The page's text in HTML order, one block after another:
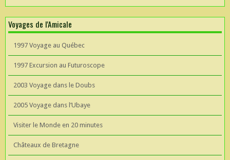
Voyages de l'Amicale
1997 Voyage au Québec
1997 Excursion au Futuroscope
2003 Voyage dans le Doubs
2005 Voyage dans l’Ubaye
Visiter le Monde en 20 minutes
Châteaux de Bretagne